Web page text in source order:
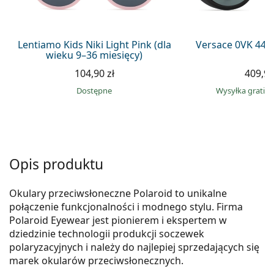
Precision
Lentiamo Kids Niki Light Pink (dla
wieku 9–36 miesięcy)
104,90 zł
Dostępne
Versace 0VK
Wysyłka gratis
Opis produktu
Okulary przeciwsłoneczne Polaroid to unikalne
połączenie funkcjonalności i modnego stylu. Firma
Polaroid Eyewear jest pionierem i ekspertem w
dziedzinie technologii produkcji soczewek
polaryzacyjnych i należy do najlepiej sprzedających się
marek okularów przeciwsłonecznych.